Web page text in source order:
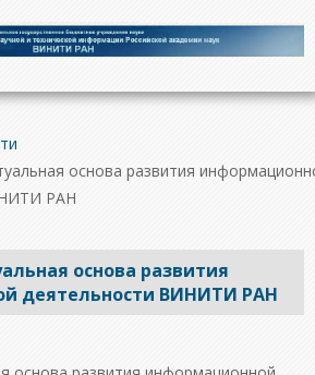
основа развития
РАН
основа развития
деятельности ВИНИТИ РАН